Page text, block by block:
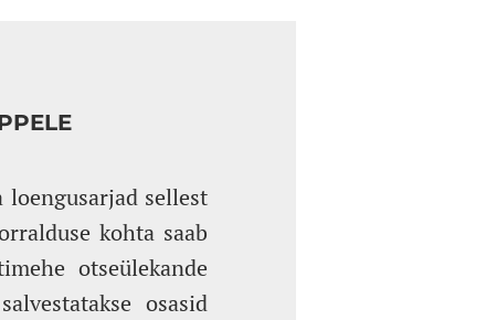
loengusarjad sellest
kohta saab
otseülekande
osasid